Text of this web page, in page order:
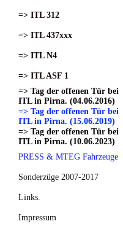
=> ITL 312
=> ITL 437xxx
=> ITL N4
=> ITL ASF 1
=> Tag der offenen Tür bei
ITL in Pirna. (04.06.2016)
=> Tag der offenen Tür bei
ITL in Pirna. (15.06.2019)
=> Tag der offenen Tür bei
ITL in Pirna. (10.06.2023)
PRESS & MTEG Fahrzeuge
Sonderzüge 2007-2017
Links.
Impressum